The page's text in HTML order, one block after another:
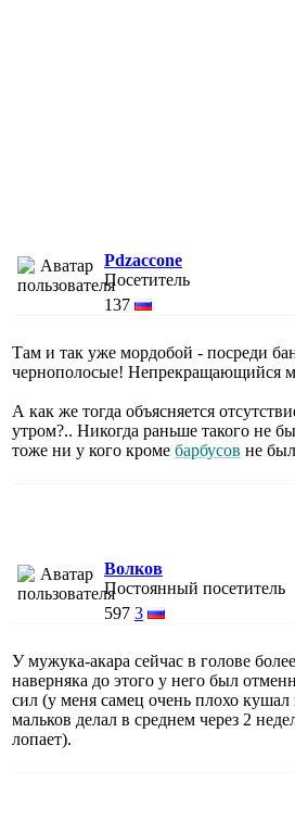
Pdzaccone
Посетитель
137
Там и так уже мордобой - посреди
чернополосые! Непрекращающийся
А как же тогда объясняется
утром?.. Никогда раньше такого не
тоже ни у кого кроме барбусов не
Волков
Постоянный посетитель
597 3
У мужука-акара сейчас в голове
наверняка до этого у него был
сил (у меня самец очень плохо
мальков делал в среднем через 2
лопает).